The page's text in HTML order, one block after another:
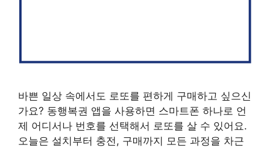
바쁜 일상 속에서도 로또를 편하게 구매하고 싶으신
가요? 동행복권 앱을 사용하면 스마트폰 하나로 언
제 어디서나 번호를 선택해서 로또를 살 수 있어요.
오늘은 설치부터 충전, 구매까지 모든 과정을 차근